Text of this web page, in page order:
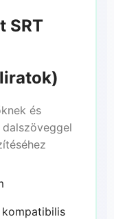
SRT
és